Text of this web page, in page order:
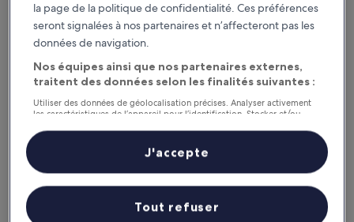
Hyatt Regency Monterey Hotel & Spa
Hyatt Regency Monterey Hotel & Spa
Hébergement
4.5 étoiles
Monterey
8.6
sur
Excellent,
8,6/10 Excellent (1 689 avis)
nouveau
est
taxes et frais compris
The Monterey Hotel
la page de la politique de confidentialité. Ces préférences
seront signalées à nos partenaires et n’affecteront pas les
données de navigation.
Nos équipes ainsi que nos partenaires externes,
traitent des données selon les finalités suivantes :
Utiliser des données de géolocalisation précises. Analyser activement
les caractéristiques de l’appareil pour l’identification. Stocker et/ou
personnalisés, mesure de performance des publicités et du contenu,
études d’audience et développement de services.
Liste de nos partenaires (fournisseurs)
Tout refuser
J'accepte